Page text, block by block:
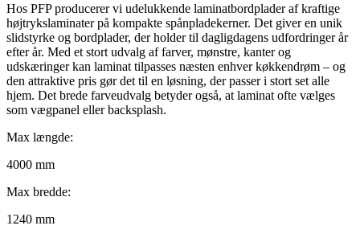
Hos PFP producerer vi udelukkende laminatbordplader af kraftige
højtrykslaminater på kompakte spånpladekerner. Det giver en unik
slidstyrke og bordplader, der holder til dagligdagens udfordringer år
efter år. Med et stort udvalg af farver, mønstre, kanter og
udskæringer kan laminat tilpasses næsten enhver køkkendrøm – og
den attraktive pris gør det til en løsning, der passer i stort set alle
hjem. Det brede farveudvalg betyder også, at laminat ofte vælges
som vægpanel eller backsplash.
Max længde:
4000 mm
Max bredde:
1240 mm